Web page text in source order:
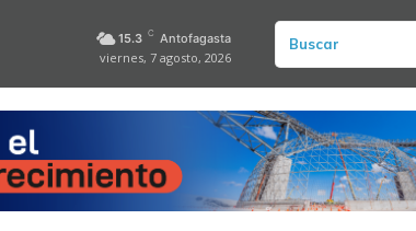
15.3 C Antofagasta
viernes, 7 agosto, 2026
Buscar